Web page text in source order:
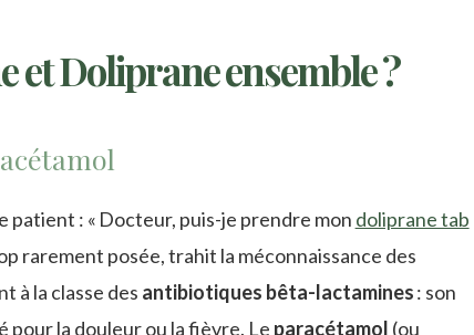
Doliprane ensemble ?
patient : « Docteur, puis-je prendre mon doliprane tab
rarement posée, trahit la méconnaissance des
à la classe des antibiotiques bêta-lactamines: son
la douleur ou la fièvre. Le paracétamol (ou